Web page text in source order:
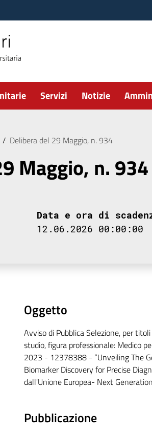
Servizi Notizie
/ Delibera del 29 Maggio, n. 934
Maggio, n. 934
Data e ora di
12.06.2026 00:00:00
Oggetto
Avviso di Pubblica Selezione, per
studio, figura professionale: Medico
2023 - 12378388 - “Unveiling The
Biomarker Discovery for Precise
dall'Unione Europea- Next
Pubblicazione